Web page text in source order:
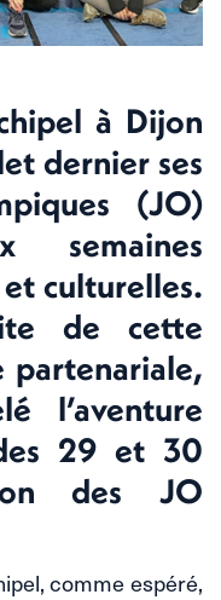
à Dijon
dernier ses
(JO)
semaines
et culturelles.
de cette
partenariale,
l’aventure
29 et 30
des JO
comme espéré,